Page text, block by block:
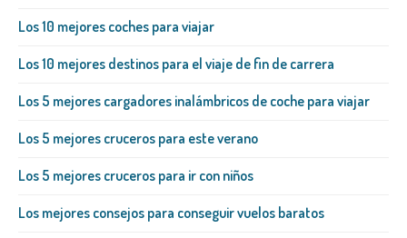
Los 10 mejores coches para viajar
Los 10 mejores destinos para el viaje de fin de carrera
Los 5 mejores cargadores inalámbricos de coche para viajar
Los 5 mejores cruceros para este verano
Los 5 mejores cruceros para ir con niños
Los mejores consejos para conseguir vuelos baratos